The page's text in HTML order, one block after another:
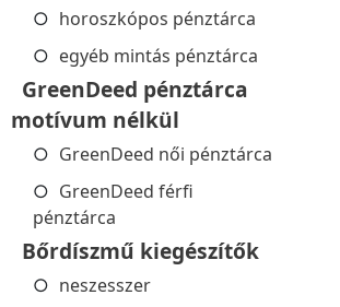
horoszkópos pénztárca
egyéb mintás pénztárca
GreenDeed pénztárca
motívum nélkül
GreenDeed női pénztárca
GreenDeed férfi
pénztárca
Bőrdíszmű kiegészítők
neszesszer